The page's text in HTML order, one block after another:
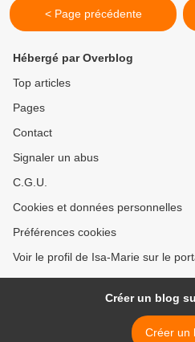
< Page précédente
Hébergé par Overblog
Top articles
Pages
Contact
Signaler un abus
C.G.U.
Cookies et données personnelles
Préférences cookies
Voir le profil de Isa-Marie sur le
Créer un blog
Créer un